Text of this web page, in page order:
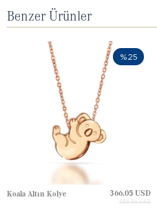
Benzer Ürünler
Koala Altın Kolye 366.05 USD
488.06 USD
%25